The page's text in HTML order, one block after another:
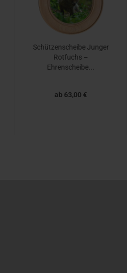
Schützenscheibe Junger
Rotfuchs –
Ehrenscheibe...
ab 63,00 €